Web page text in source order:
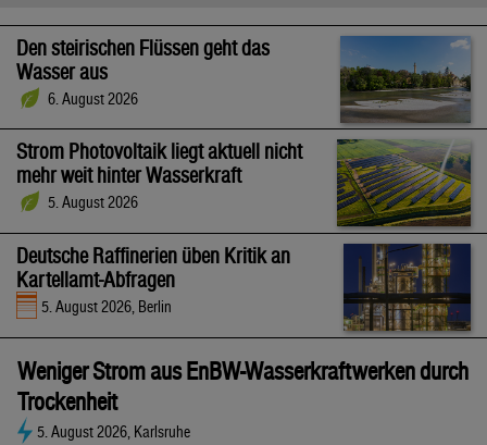
Den steirischen Flüssen geht das
Wasser aus
6. August 2026
Strom Photovoltaik liegt aktuell nicht
mehr weit hinter Wasserkraft
5. August 2026
Deutsche Raffinerien üben Kritik an
Kartellamt-Abfragen
5. August 2026, Berlin
Weniger Strom aus EnBW-Wasserkraftwerken durch
Trockenheit
5. August 2026, Karlsruhe